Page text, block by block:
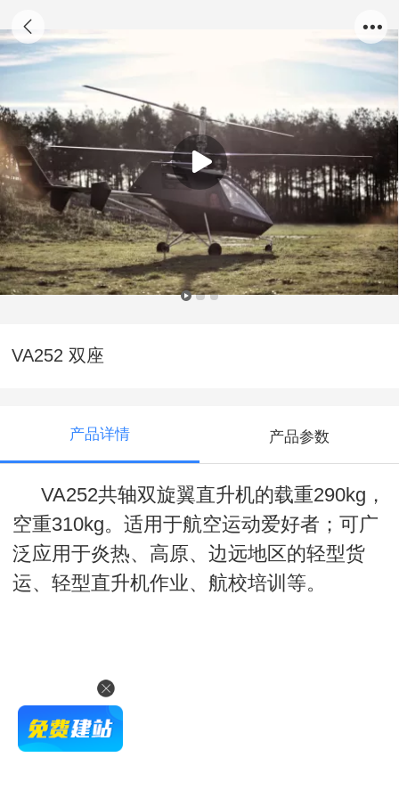
VA252 双座
产品详情 产品参数
VA252共轴双旋翼直升机的载重290kg，
空重310kg。适用于航空运动爱好者；可广
泛应用于炎热、高原、边远地区的轻型货
运、轻型直升机作业、航校培训等。